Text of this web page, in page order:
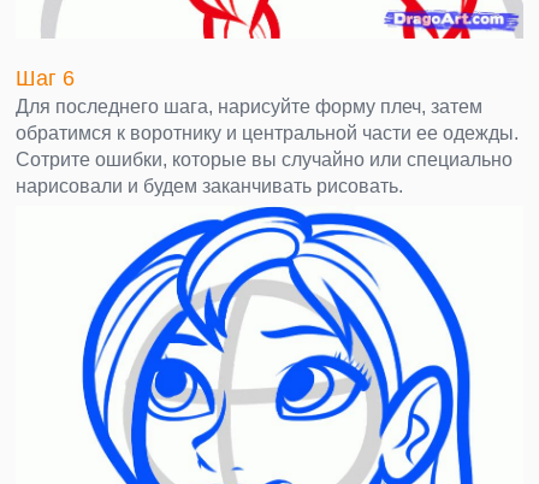
Шаг 6
Для последнего шага, нарисуйте форму плеч, затем
обратимся к воротнику и центральной части ее одежды.
Сотрите ошибки, которые вы случайно или специально
нарисовали и будем заканчивать рисовать.